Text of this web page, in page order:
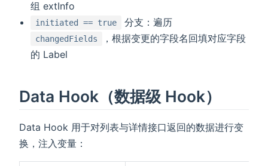
组 extInfo
initiated == true 分支：遍历
changedFields
，根据变更的字段名回填对应字段
的 Label
Data Hook（数据级 Hook）
Data Hook 用于对列表与详情接口返回的数据进行变
换，注入变量：